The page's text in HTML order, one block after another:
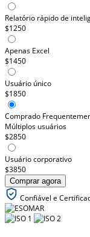
Relatório rápido de
$1250
Apenas Excel
$1450
Usuário único
$1850
Comprado
Múltiplos usuários
$2850
Usuário corporativo
$3850
Comprar agora
Confiável e